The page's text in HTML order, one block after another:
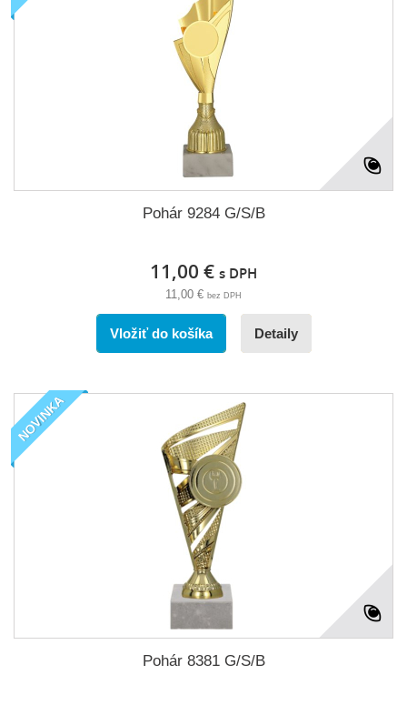
Pohár 9284 G/S/B
11,00 € s DPH
11,00 € bez DPH
Vložiť do košíka Detaily
NOVINKA
Pohár 8381 G/S/B